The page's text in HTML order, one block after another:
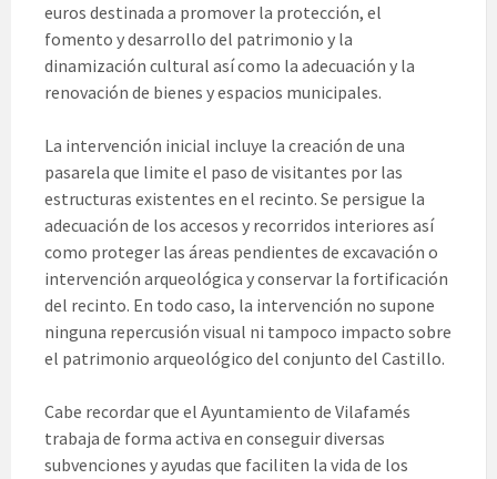
euros destinada a promover la protección, el
fomento y desarrollo del patrimonio y la
dinamización cultural así como la adecuación y la
renovación de bienes y espacios municipales.
La intervención inicial incluye la creación de una
pasarela que limite el paso de visitantes por las
estructuras existentes en el recinto. Se persigue la
adecuación de los accesos y recorridos interiores así
como proteger las áreas pendientes de excavación o
intervención arqueológica y conservar la fortificación
del recinto. En todo caso, la intervención no supone
ninguna repercusión visual ni tampoco impacto sobre
el patrimonio arqueológico del conjunto del Castillo.
Cabe recordar que el Ayuntamiento de Vilafamés
trabaja de forma activa en conseguir diversas
subvenciones y ayudas que faciliten la vida de los